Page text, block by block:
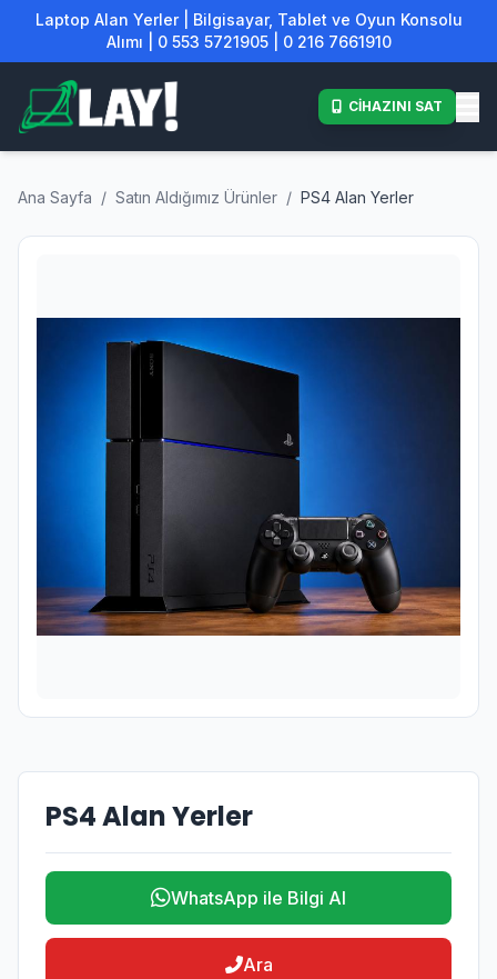
Laptop Alan Yerler | Bilgisayar, Tablet ve Oyun Konsolu
Alımı | 0 553 5721905 | 0 216 7661910
CİHAZINI SAT
Ana Sayfa / Satın Aldığımız Ürünler / PS4 Alan Yerler
PS4 Alan Yerler
WhatsApp ile Bilgi Al
Ara